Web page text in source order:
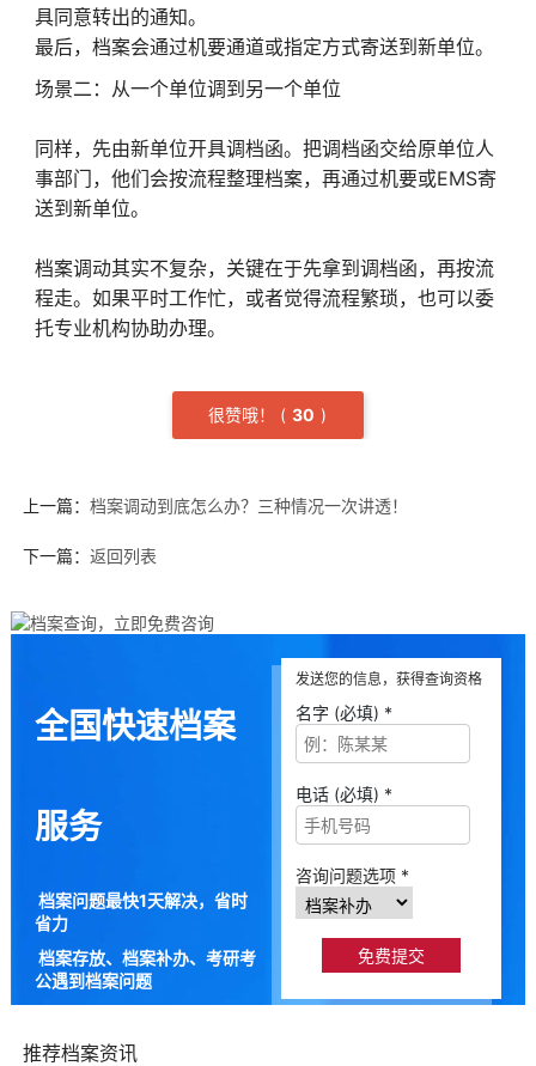
具同意转出的通知。
最后，档案会通过机要通道或指定方式寄送到新单位。
场景二：从一个单位调到另一个单位
同样，先由新单位开具调档函。把调档函交给原单位人
事部门，他们会按流程整理档案，再通过机要或EMS寄
送到新单位。
档案调动其实不复杂，关键在于先拿到调档函，再按流
程走。如果平时工作忙，或者觉得流程繁琐，也可以委
托专业机构协助办理。
很赞哦！ ( 30 )
上一篇： 档案调动到底怎么办？三种情况一次讲透！
下一篇： 返回列表
全国快速档案
服务
档案问题最快1天解决，省时
省力
档案存放、档案补办、考研考
公遇到档案问题
发送您的信息，获得查询资格
名字 (必填) *
电话 (必填) *
咨询问题选项 *
推荐档案资讯